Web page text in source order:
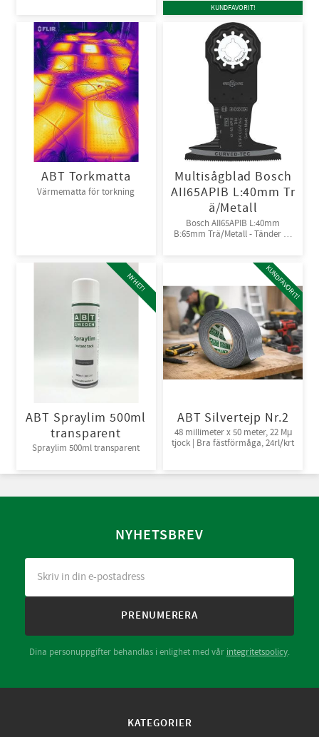
KUNDFAVORIT!
ABT Torkmatta
Värmematta för torkning
Multisågblad Bosch
AII65APIB L:40mm Tr
ä/Metall
Bosch AII65APIB L:40mm
B:65mm Trä/Metall - Tänder av
ABT Spraylim 500ml
transparent
Spraylim 500ml transparent
NYHET!
ABT Silvertejp Nr.2
48 millimeter x 50 meter, 22 Mμ
tjock | Bra fästförmåga, 24rl/krt
KUNDFAVORIT!
NYHETSBREV
PRENUMERERA
Dina personuppgifter behandlas i enlighet med vår integritetspolicy.
KATEGORIER